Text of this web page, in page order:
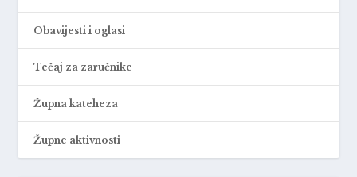
Obavijesti i oglasi
Tečaj za zaručnike
Župna kateheza
Župne aktivnosti